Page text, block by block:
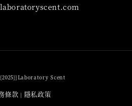
Scent
條款 | 隱私政策